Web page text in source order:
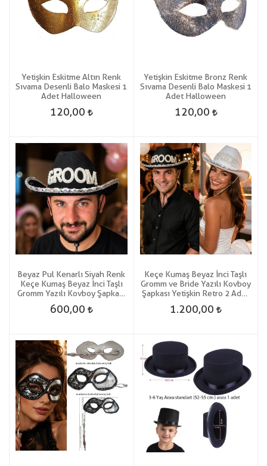
Yetişkin Eskitme Altın Renk
Sıvama Desenli Balo Maskesi 1
Adet Halloween
120,00
Yetişkin Eskitme Bronz Renk
Sıvama Desenli Balo Maskesi 1
Adet Halloween
120,00
Beyaz Pul Kenarlı Siyah Renk
Keçe Kumaş Beyaz İnci Taşlı
Gromm Yazılı Kovboy Şapkası
Yetişkin Retro 1 Adet Damat
600,00
Keçe Kumaş Beyaz İnci Taşlı
Gromm ve Bride Yazılı Kovboy
Şapkası Yetişkin Retro 2 Adet
Gelin Damat
1.200,00